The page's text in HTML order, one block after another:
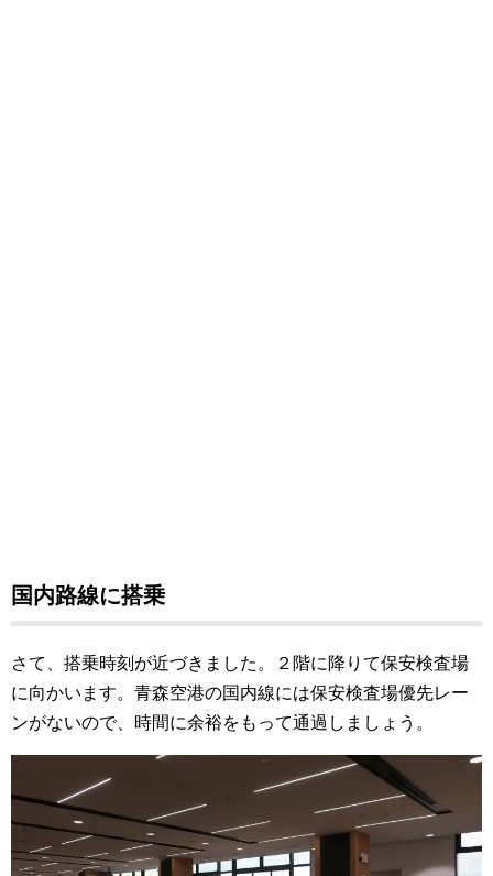
国内路線に搭乗
さて、搭乗時刻が近づきました。２階に降りて保安検査場
に向かいます。青森空港の国内線には保安検査場優先レー
ンがないので、時間に余裕をもって通過しましょう。